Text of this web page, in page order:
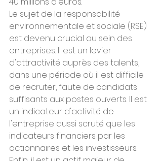
Le sujet de la responsabilité
environnementale et sociale (RSE)
est devenu crucial au sein des
entreprises. Il est un levier
d'attractivité auprès des talents,
dans une période où il est difficile
de recruter, faute de candidats
suffisants aux postes ouverts. Il est
un indicateur d'activité de
l'entreprise aussi scruté que les
indicateurs financiers par les
actionnaires et les investisseurs.